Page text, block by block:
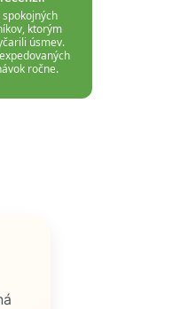
spokojných
ktorým
úsmev.
ročne.